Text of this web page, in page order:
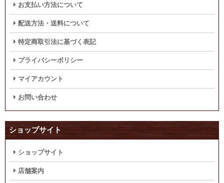
お支払い方法について
配送方法・送料について
特定商取引法に基づく表記
プライバシーポリシー
マイアカウント
お問い合わせ
ショップサイト
ショップサイト
店舗案内